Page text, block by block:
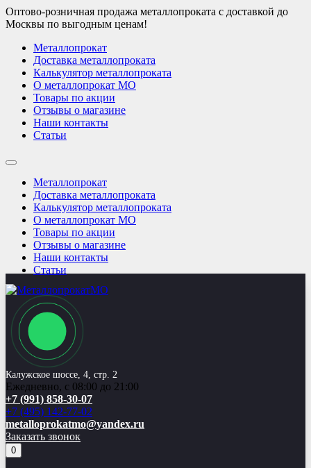
Оптово-розничная продажа металлопроката с доставкой до
Москвы по выгодным ценам!
Металлопрокат
Доставка металлопроката
Калькулятор металлопроката
О металлопрокат МО
Товары по акции
Отзывы о магазине
Наши контакты
Статьи
Металлопрокат
Доставка металлопроката
Калькулятор металлопроката
О металлопрокат МО
Товары по акции
Отзывы о магазине
Наши контакты
Статьи
Калужское шоссе, 4, стр. 2
Ежедневно, с 08:00 до 21:00
+7 (991) 858-30-07
+7 (495) 142-77-02
metalloprokatmo@yandex.ru
Заказать звонок
0